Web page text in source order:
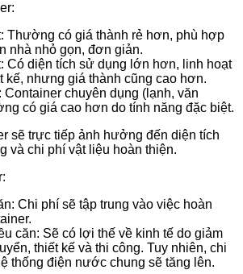
Thường có giá thành rẻ hơn, phù hợp
nhà nhỏ gọn, đơn giản.
Có diện tích sử dụng lớn hơn, linh hoạt
kế, nhưng giá thành cũng cao hơn.
Container chuyên dụng (lạnh, văn
có giá cao hơn do tính năng đặc biệt.
sẽ trực tiếp ảnh hưởng đến diện tích
và chi phí vật liệu hoàn thiện.
Chi phí sẽ tập trung vào việc hoàn
căn: Sẽ có lợi thế về kinh tế do giảm
thiết kế và thi công. Tuy nhiên, chi
thống điện nước chung sẽ tăng lên.